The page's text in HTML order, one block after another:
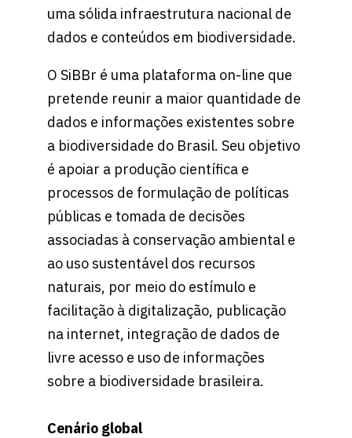
uma sólida infraestrutura nacional de
dados e conteúdos em biodiversidade.
O SiBBr é uma plataforma on-line que
pretende reunir a maior quantidade de
dados e informações existentes sobre
a biodiversidade do Brasil. Seu objetivo
é apoiar a produção científica e
processos de formulação de políticas
públicas e tomada de decisões
associadas à conservação ambiental e
ao uso sustentável dos recursos
naturais, por meio do estímulo e
facilitação à digitalização, publicação
na internet, integração de dados de
livre acesso e uso de informações
sobre a biodiversidade brasileira.
Cenário global